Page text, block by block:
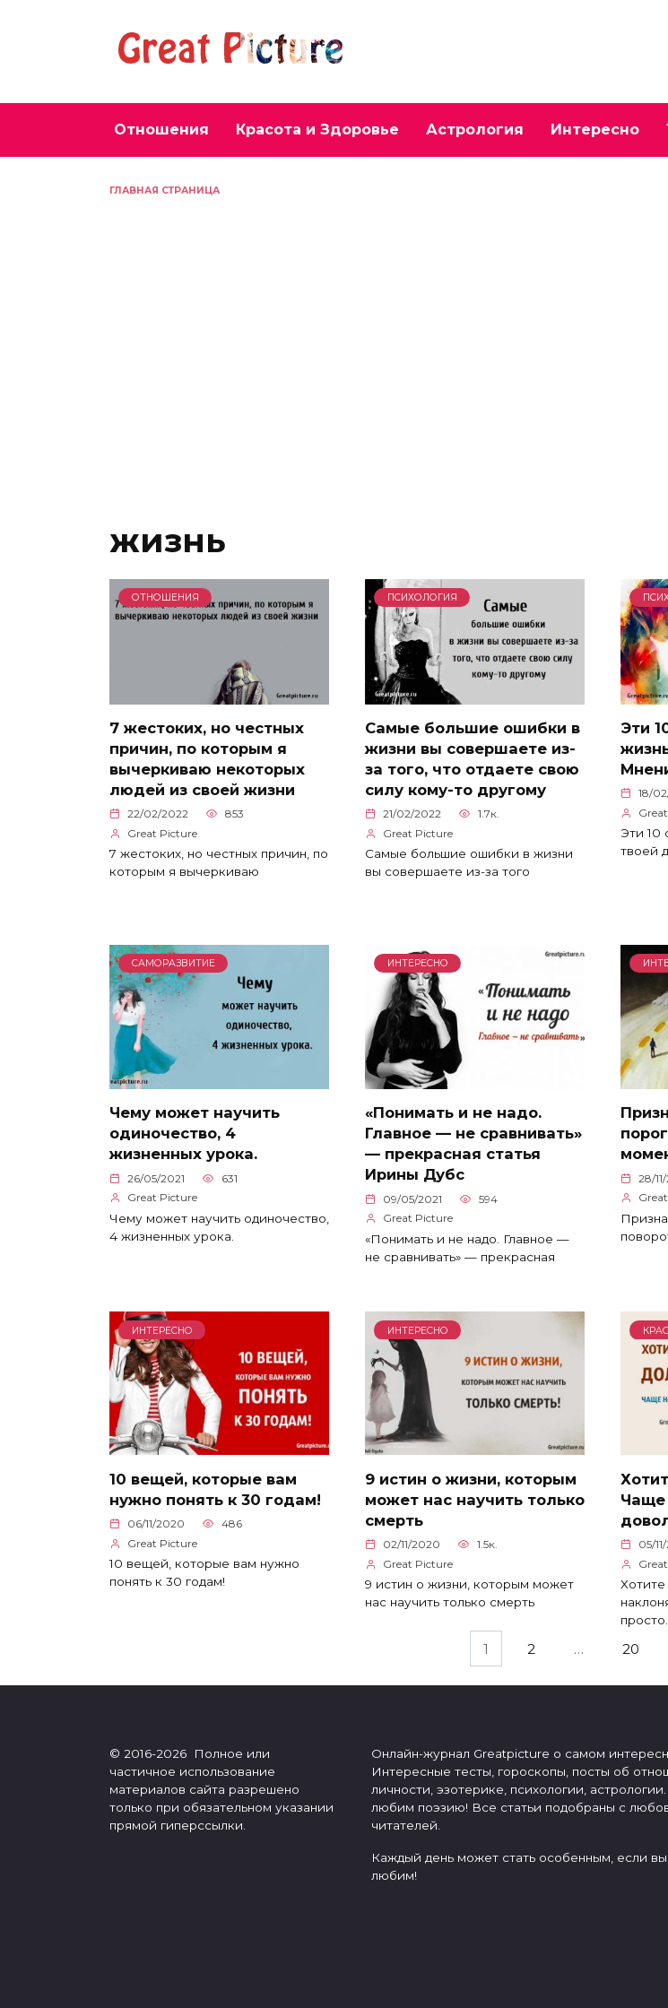
Отношения Красота и Здоровье Астрология Интересно
ГЛАВНАЯ СТРАНИЦА
жизнь
ОТНОШЕНИЯ
7 жестоких, но честных
причин, по которым я
вычеркиваю некоторых
людей из своей жизни
22/02/2022
853
Great Picture
7 жестоких, но честных причин, по
которым я вычеркиваю
ПСИХОЛОГИЯ
Самые большие ошибки в
жизни вы совершаете из-
за того, что отдаете свою
силу кому-то другому
21/02/2022
1.7к.
Great Picture
Самые большие ошибки в жизни
вы совершаете из-за того
Эти
18/
Эти 10
твоей
САМОРАЗВИТИЕ
Чему может научить
одиночество, 4
жизненных урока.
26/05/2021
631
Great Picture
Чему может научить одиночество,
4 жизненных урока.
ИНТЕРЕСНО
«Понимать и не надо.
Главное — не сравнивать»
— прекрасная статья
Ирины Дубс
09/05/2021
594
Great Picture
«Понимать и не надо. Главное —
не сравнивать» — прекрасная
28/
ИНТЕРЕСНО
10 вещей, которые вам
нужно понять к 30 годам!
06/11/2020
486
Great Picture
10 вещей, которые вам нужно
понять к 30 годам!
ИНТЕРЕСНО
9 истин о жизни, которым
может нас научить только
смерть
02/11/2020
1.5к.
Great Picture
9 истин о жизни, которым может
нас научить только смерть
Чаще
05/
просто.
1 2 … 20
© 2016-2026 Полное или
частичное использование
материалов сайта разрешено
только при обязательном указании
прямой гиперссылки.
Онлайн-журнал Greatpicture о самом
Интересные тесты, гороскопы, посты об
личности, эзотерике, психологии,
любим поэзию! Все статьи подобраны с
читателей.
Каждый день может стать особенным, если
любим!